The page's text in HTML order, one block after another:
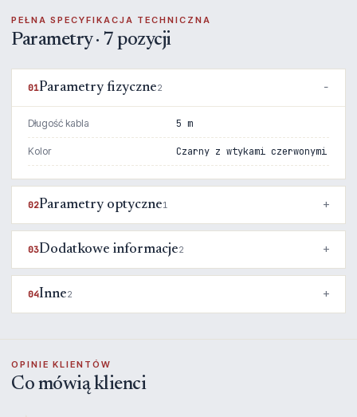
PEŁNA SPECYFIKACJA TECHNICZNA
Parametry · 7 pozycji
01Parametry fizyczne2
Długość kabla 5 m
Kolor Czarny z wtykami czerwonymi
02Parametry optyczne1
03Dodatkowe informacje2
04Inne2
OPINIE KLIENTÓW
Co mówią klienci